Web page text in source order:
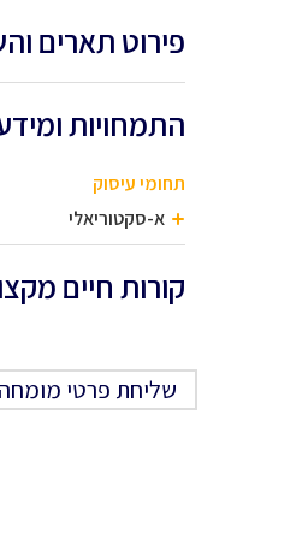
פירוט תארים
התמחויות
תחומי עיסוק
א-סקטוריאלי
קורות חיים
שליחת פרטי